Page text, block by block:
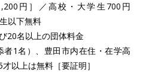
円］／高校・大学生700円
以下無料
名以上の団体料金
者1名）、豊田市内在住・在学高
以上は無料［要証明］